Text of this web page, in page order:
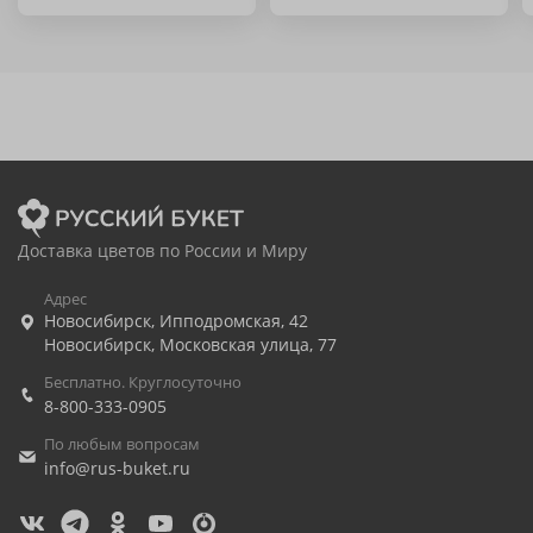
Доставка цветов по России и Миру
Адрес
Новосибирск, Ипподромская, 42
Новосибирск, Московская улица, 77
Бесплатно. Круглосуточно
8-800-333-0905
По любым вопросам
info@rus-buket.ru